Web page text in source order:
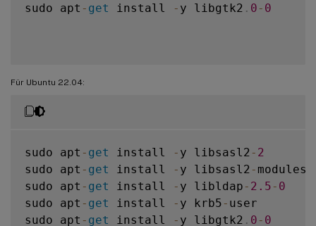
sudo apt - get install - y libgtk2 . 0 - 0
Für Ubuntu 22.04:
sudo apt - get install - y libsasl2 - 2
sudo apt - get install - y libsasl2 - modules
sudo apt - get install - y libldap - 2.5 - 0
sudo apt - get install - y krb5 - user
sudo apt - get install - y libgtk2 . 0 - 0